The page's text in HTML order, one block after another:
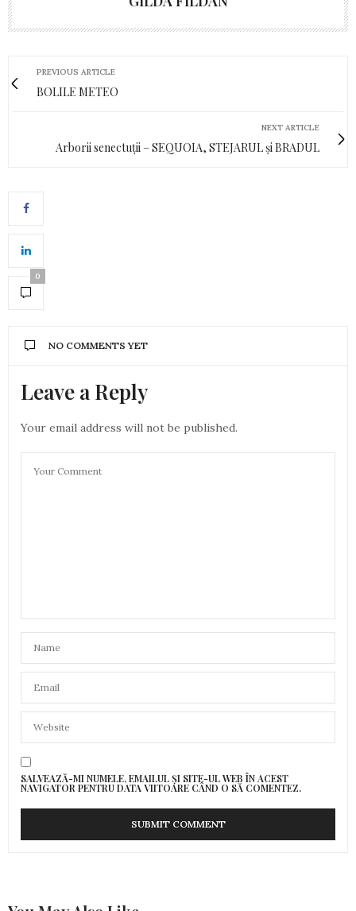
PREVIOUS ARTICLE
BOLILE METEO
NEXT ARTICLE
Arborii senectuții – SEQUOIA, STEJARUL și BRADUL
0
NO COMMENTS YET
Leave a Reply
Your email address will not be published.
SALVEAZĂ-MI NUMELE, EMAILUL ȘI SITE-UL WEB ÎN ACEST
NAVIGATOR PENTRU DATA VIITOARE CÂND O SĂ COMENTEZ.